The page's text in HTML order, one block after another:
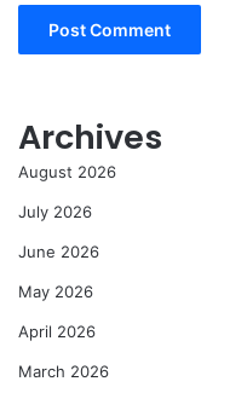
Archives
August 2026
July 2026
June 2026
May 2026
April 2026
March 2026